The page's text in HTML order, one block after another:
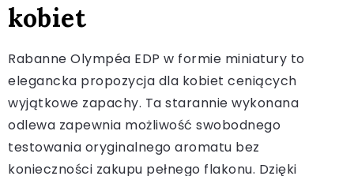
kobiet
Rabanne Olympéa EDP w formie miniatury to
elegancka propozycja dla kobiet ceniących
wyjątkowe zapachy. Ta starannie wykonana
odlewa zapewnia możliwość swobodnego
testowania oryginalnego aromatu bez
konieczności zakupu pełnego flakonu. Dzięki